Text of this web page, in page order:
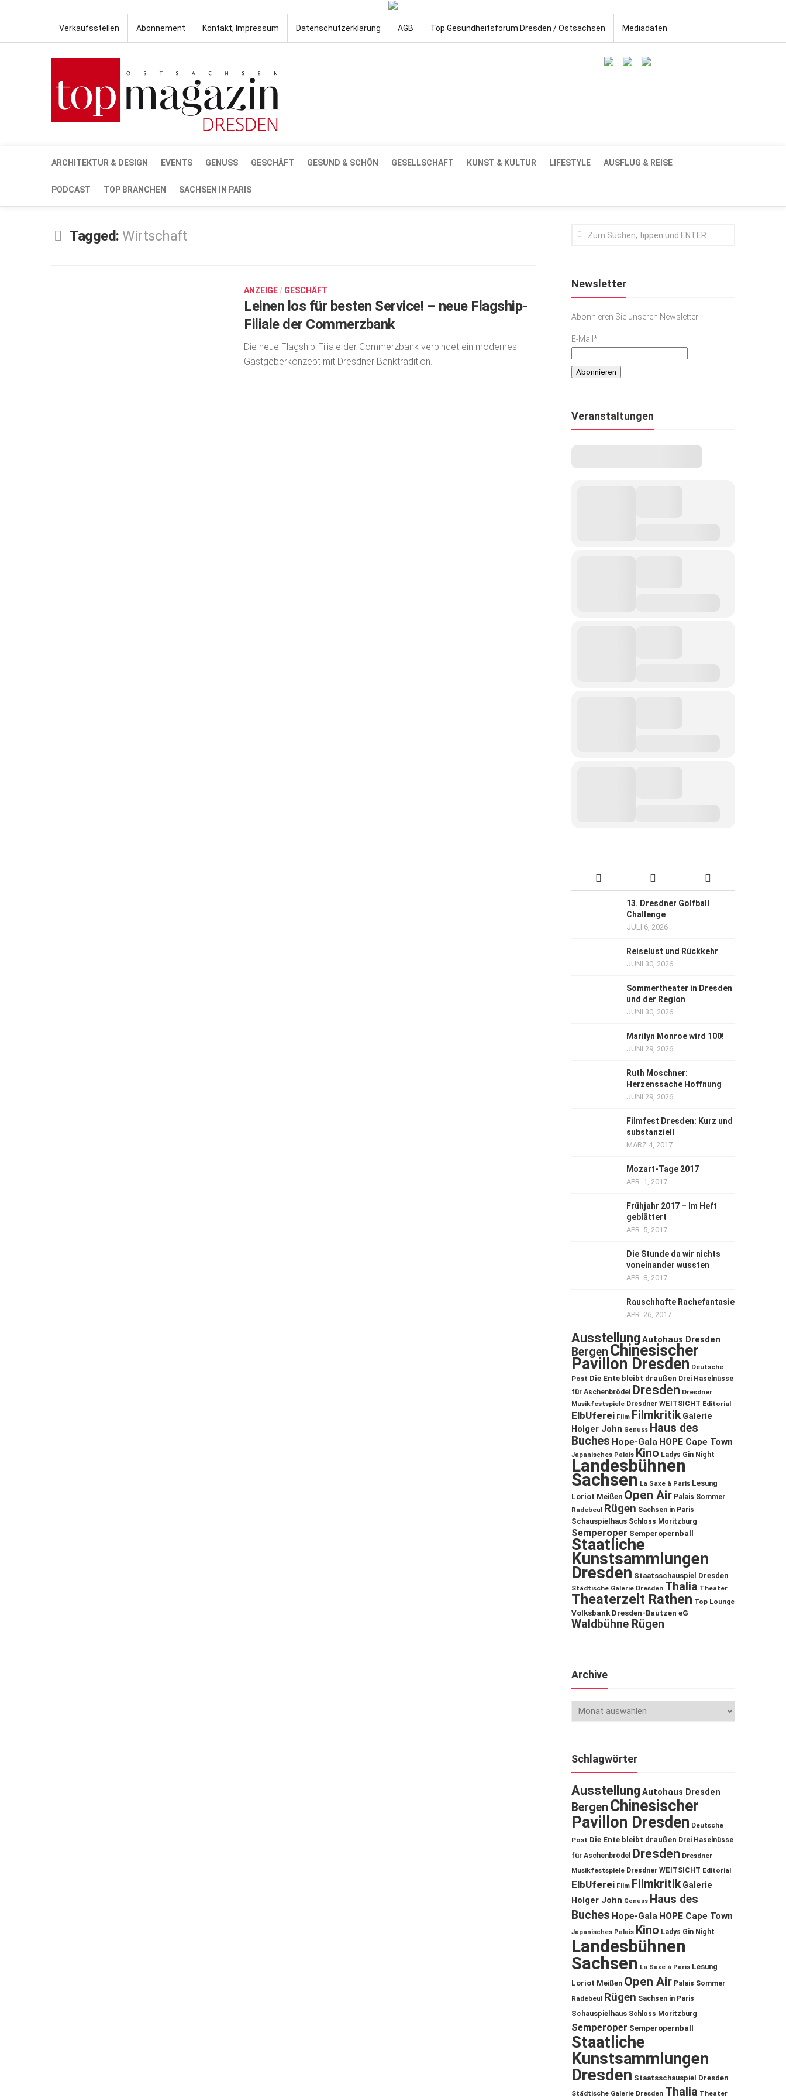
Verkaufsstellen Abonnement Kontakt, Impressum Datenschutzerklärung AGB Top Gesundheitsforum Dresden / Ostsachsen Mediadaten
ARCHITEKTUR & DESIGN EVENTS GENUSS GESCHÄFT GESUND & SCHÖN GESELLSCHAFT KUNST & KULTUR LIFESTYLE AUSFLUG & REISE
PODCAST TOP BRANCHEN SACHSEN IN PARIS
Tagged: Wirtschaft
ANZEIGE / GESCHÄFT
Leinen los für besten Service! – neue Flagship-
Filiale der Commerzbank
Die neue Flagship-Filiale der Commerzbank verbindet ein modernes
Gastgeberkonzept mit Dresdner Banktradition.
Newsletter
Abonnieren Sie unseren Newsletter
E-Mail*
Veranstaltungen
13. Dresdner Golfball
Challenge
JULI 6, 2026
Reiselust und Rückkehr
JUNI 30, 2026
Sommertheater in Dresden
und der Region
JUNI 30, 2026
Marilyn Monroe wird 100!
JUNI 29, 2026
Ruth Moschner:
Herzenssache Hoffnung
JUNI 29, 2026
Filmfest Dresden: Kurz und
substanziell
MÄRZ 4, 2017
Mozart-Tage 2017
APR. 1, 2017
Frühjahr 2017 – Im Heft
geblättert
APR. 5, 2017
Die Stunde da wir nichts
voneinander wussten
APR. 8, 2017
Rauschhafte Rachefantasie
APR. 26, 2017
Ausstellung Autohaus Dresden
Bergen Chinesischer
Pavillon Dresden Deutsche
Post Die Ente bleibt draußen Drei Haselnüsse
für Aschenbrödel
Dresden Dresdner
Musikfestspiele Dresdner WEITSICHT Editorial
ElbUferei Film Filmkritik Galerie
Holger John Genuss Haus des
Buches Hope-Gala HOPE Cape Town
Japanisches Palais Kino Ladys Gin Night
Landesbühnen
Sachsen La Saxe à Paris Lesung
Loriot Meißen Open Air Palais Sommer
Radebeul Rügen Sachsen in Paris
Schauspielhaus Schloss Moritzburg
Semperoper Semperopernball
Staatliche
Kunstsammlungen
Dresden Staatsschauspiel Dresden
Städtische Galerie Dresden Thalia Theater
Theaterzelt Rathen Top Lounge
Volksbank Dresden-Bautzen eG
Waldbühne Rügen
Archive
Schlagwörter
Ausstellung Autohaus Dresden
Bergen Chinesischer
Pavillon Dresden Deutsche
Post Die Ente bleibt draußen Drei Haselnüsse
für Aschenbrödel
Dresden Dresdner
Musikfestspiele Dresdner WEITSICHT Editorial
ElbUferei Film Filmkritik Galerie
Holger John Genuss Haus des
Buches Hope-Gala HOPE Cape Town
Japanisches Palais Kino Ladys Gin Night
Landesbühnen
Sachsen La Saxe à Paris Lesung
Loriot Meißen Open Air Palais Sommer
Radebeul Rügen Sachsen in Paris
Schauspielhaus Schloss Moritzburg
Semperoper Semperopernball
Staatliche
Kunstsammlungen
Dresden Staatsschauspiel Dresden
Städtische Galerie Dresden Thalia Theater